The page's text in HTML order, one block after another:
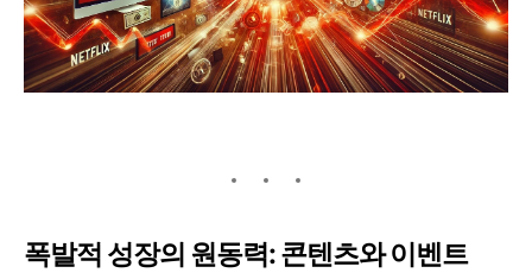
폭발적 성장의 원동력: 콘텐츠와 이벤트